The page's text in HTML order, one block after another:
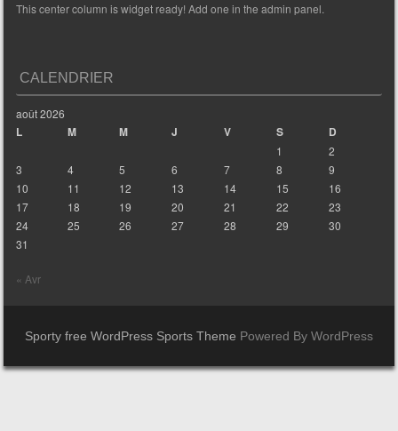
This center column is widget ready! Add one in the admin panel.
CALENDRIER
août 2026
L M M J V S D
1
2
3
4 5 6 7 8
9
10
11 12 13 14 15
16
17
18 19 20 21 22
23
24
25 26 27 28 29
30
31
« Avr
Sporty free WordPress Sports Theme Powered By WordPress